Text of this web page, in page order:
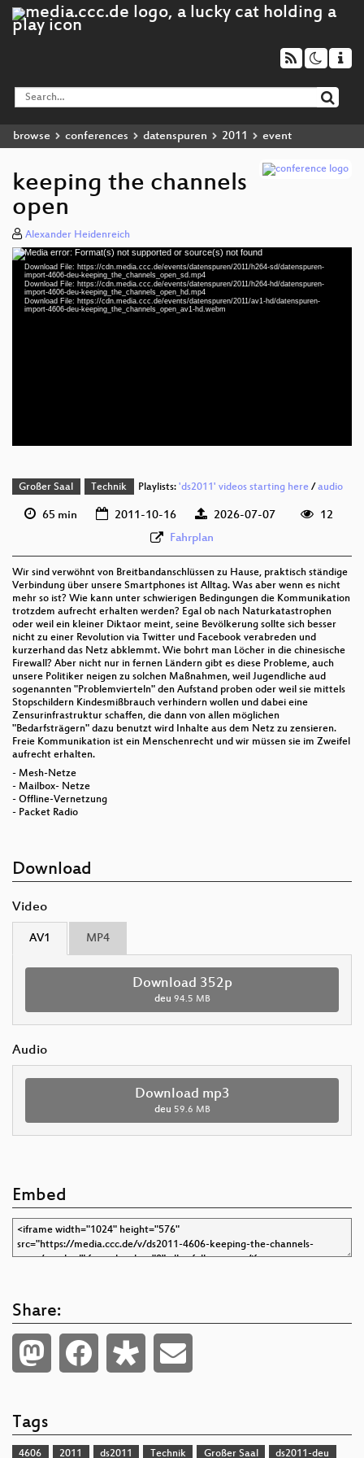
browse conferences datenspuren 2011 event
keeping the channels
open
Alexander Heidenreich
Video
Player
Media error: Format(s) not supported or source(s) not found
Download File: https://cdn.media.ccc.de/events/datenspuren/2011/h264-sd/datenspuren-
import-4606-deu-keeping_the_channels_open_sd.mp4
Download File: https://cdn.media.ccc.de/events/datenspuren/2011/h264-hd/datenspuren-
import-4606-deu-keeping_the_channels_open_hd.mp4
Download File: https://cdn.media.ccc.de/events/datenspuren/2011/av1-hd/datenspuren-
import-4606-deu-keeping_the_channels_open_av1-hd.webm
Großer Saal Technik Playlists: 'ds2011' videos starting here/ audio
65 min 2011-10-16 2026-07-07
12
Fahrplan
Wir sind verwöhnt von Breitbandanschlüssen zu Hause, praktisch ständige
Verbindung über unsere Smartphones ist Alltag. Was aber wenn es nicht
mehr so ist? Wie kann unter schwierigen Bedingungen die Kommunikation
trotzdem aufrecht erhalten werden? Egal ob nach Naturkatastrophen
oder weil ein kleiner Diktaor meint, seine Bevölkerung sollte sich besser
nicht zu einer Revolution via Twitter und Facebook verabreden und
kurzerhand das Netz abklemmt. Wie bohrt man Löcher in die chinesische
Firewall? Aber nicht nur in fernen Ländern gibt es diese Probleme, auch
unsere Politiker neigen zu solchen Maßnahmen, weil Jugendliche aud
sogenannten "Problemvierteln" den Aufstand proben oder weil sie mittels
Stopschildern Kindesmißbrauch verhindern wollen und dabei eine
Zensurinfrastruktur schaffen, die dann von allen möglichen
"Bedarfsträgern" dazu benutzt wird Inhalte aus dem Netz zu zensieren.
Freie Kommunikation ist ein Menschenrecht und wir müssen sie im Zweifel
aufrecht erhalten.
- Mesh-Netze
- Mailbox- Netze
- Offline-Vernetzung
- Packet Radio
Download
Video
AV1 MP4
Download 352p
deu 94.5 MB
Audio
Download mp3
deu 59.6 MB
Embed
Share:
Tags
4606 2011 ds2011 Technik Großer Saal ds2011-deu